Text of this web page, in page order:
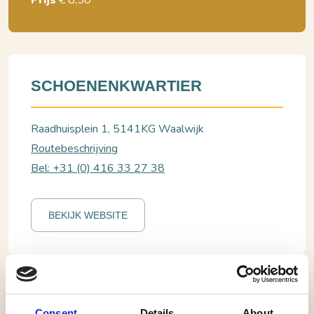
Waalwijk, Schoenenkwartier
Creatieve sneakerworkshop met Studio
Encore in het Schoenenkwartier
SCHOENENKWARTIER
Raadhuisplein 1, 5141KG Waalwijk
Routebeschrijving
Bel: +31 (0) 416 33 27 38
BEKIJK WEBSITE